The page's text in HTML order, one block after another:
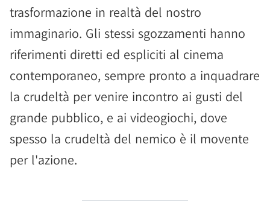
trasformazione in realtà del nostro
immaginario. Gli stessi sgozzamenti hanno
riferimenti diretti ed espliciti al cinema
contemporaneo, sempre pronto a inquadrare
la crudeltà per venire incontro ai gusti del
grande pubblico, e ai videogiochi, dove
spesso la crudeltà del nemico è il movente
per l'azione.